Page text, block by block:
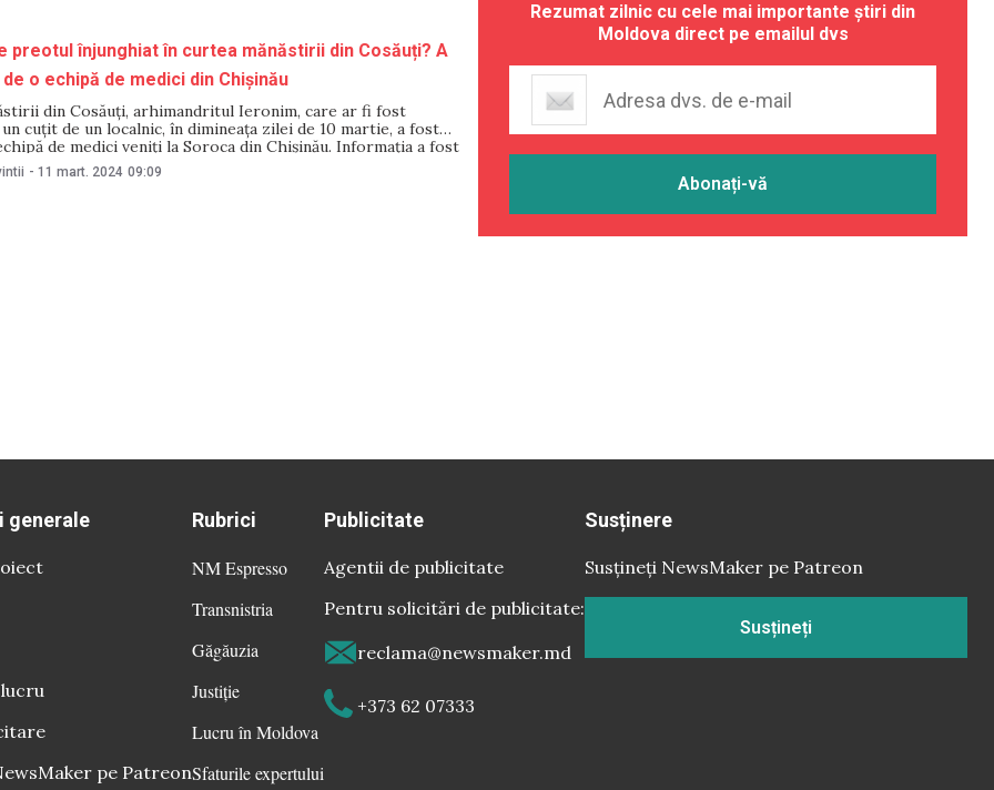
preotul înjunghiat în curtea mănăstirii din Cosăuți? A
o echipă de medici din Chișinău
din Cosăuți, arhimandritul Ieronim, care ar fi fost
cuțit de un localnic, în dimineața zilei de 10 martie, a fost
de medici veniți la Soroca din Chișinău. Informația a fost
NewsMaker de directoarea Spitalului Raional Soroca, Ella
- 11 mart. 2024 09:09
Rezumat zilnic cu cele mai importante știri din
Moldova direct pe emailul dvs
generale
pe Patreon
Rubrici
NM Espresso
Transnistria
Găgăuzia
Justiție
Lucru în Moldova
Sfaturile expertului
Publicitate
Agentii de publicitate
Pentru solicitări de publicitate:
reclama@newsmaker.md
+373 62 07333
Susținere
Susțineți NewsMaker pe Patreon
Susțineți